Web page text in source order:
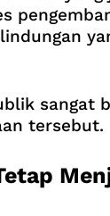
sangat
tersebut.